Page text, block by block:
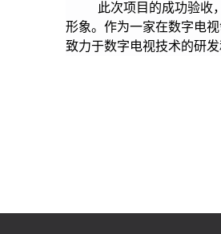
此次项目的成功验收
形象。作为一家在数字电
致力于数字电视技术的研